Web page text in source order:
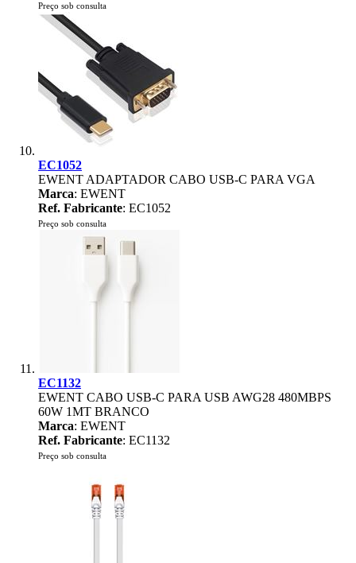
Preço sob consulta
EC1052
EWENT ADAPTADOR CABO USB-C PARA VGA
Marca: EWENT
Ref. Fabricante: EC1052
Preço sob consulta
EC1132
EWENT CABO USB-C PARA USB AWG28 480MBPS
60W 1MT BRANCO
Marca: EWENT
Ref. Fabricante: EC1132
Preço sob consulta